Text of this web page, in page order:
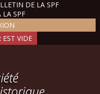
DE LA SPF
LA SPF